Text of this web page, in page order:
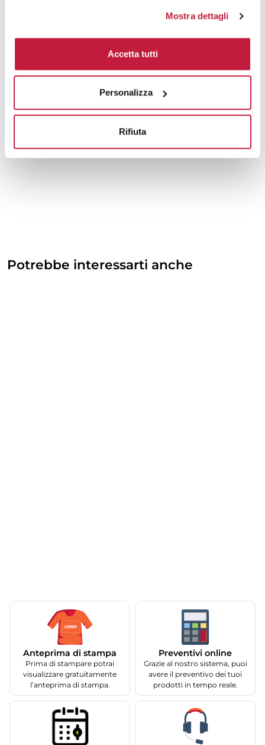
Mostra dettagli
Accetta tutti
Personalizza
Rifiuta
Potrebbe interessarti anche
Anteprima di stampa
Prima di stampare potrai
visualizzare gratuitamente
l’anteprima di stampa.
Preventivi online
Grazie al nostro sistema, puoi
avere il preventivo dei tuoi
prodotti in tempo reale.